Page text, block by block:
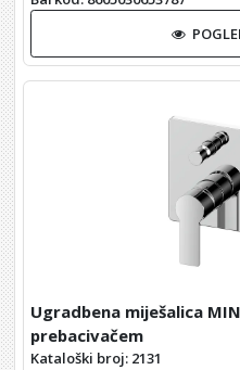
Ugradbena miješalica
prebacivačem
Kataloški broj: 2131